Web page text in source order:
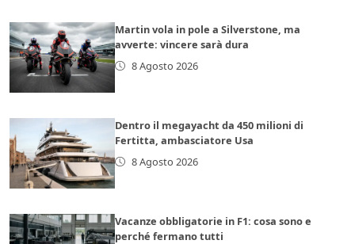
Martin vola in pole a Silverstone, ma
avverte: vincere sarà dura
8 Agosto 2026
Dentro il megayacht da 450 milioni di
Fertitta, ambasciatore Usa
8 Agosto 2026
Vacanze obbligatorie in F1: cosa sono e
perché fermano tutti